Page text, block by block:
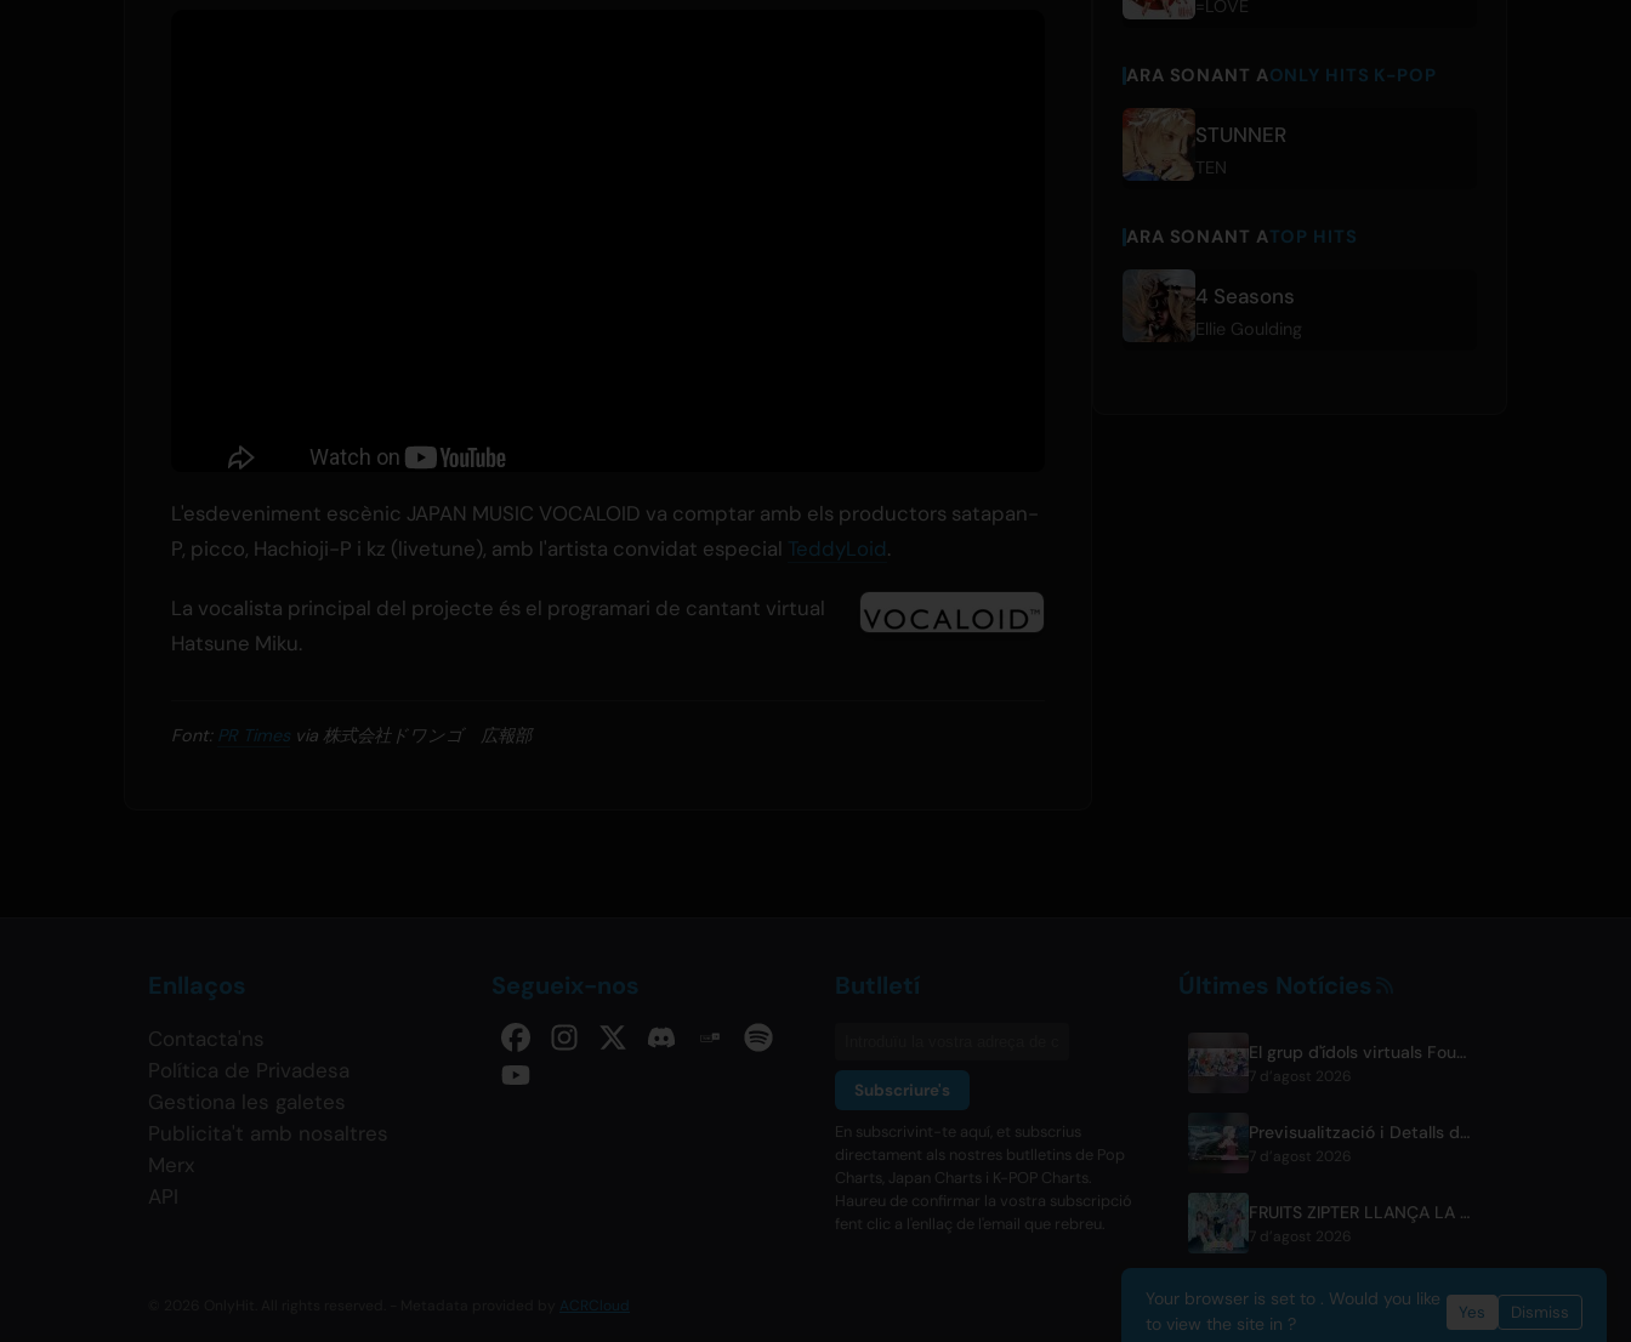
L'esdeveniment escènic JAPAN MUSIC VOCALOID va comptar amb els productors satapan-
P, picco, Hachioji-P i kz (livetune), amb l'artista convidat especial TeddyLoid.
La vocalista principal del projecte és el programari de cantant virtual
Hatsune Miku.
Font: PR Times via 株式会社ドワンゴ 広報部
=LOVE
ARA SONANT AONLY HITS K-POP
STUNNER
TEN
ARA SONANT ATOP HITS
4 Seasons
Ellie Goulding
Enllaços
Contacta'ns
Política de Privadesa
Gestiona les galetes
Publicita't amb nosaltres
Merx
API
Segueix-nos Butlletí
Subscriure's
En subscrivint-te aquí, et subscrius
directament als nostres butlletins de Pop
Charts, Japan Charts i K-POP Charts.
Haureu de confirmar la vostra subscripció
fent clic a l'enllaç de l'email que rebreu.
Últimes Notícies
El grup d'ídols virtuals FouRTe Project fa el seu debut amb l'àlbum 'ALL IN' produït per ☆Taku Takahashi de m-flo
7 d’agost 2026
Previsualització i Detalls de Difusió de l'Episodi 6 de BLACK TORCH
7 d’agost 2026
FRUITS ZIPTER LLANÇA LA NOVA CANÇÓ DE COL·LABORACIÓ '1,2,3,FOOOOUR'
7 d’agost 2026
ACRCloud
Your browser is set to . Would you like
to view the site in ?
Yes Dismiss